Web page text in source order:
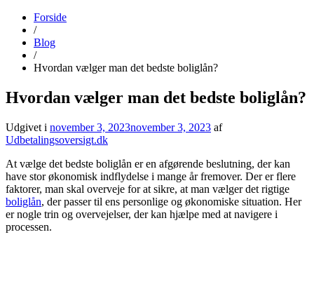
udbetalingsoversigt.dk
Find alle datoer for udbetaling fra det offentlige her
Forside
/
Blog
/
Hvordan vælger man det bedste boliglån?
Hvordan vælger man det bedste boliglån?
Udgivet i november 3, 2023november 3, 2023 af
Udbetalingsoversigt.dk
At vælge det bedste boliglån er en afgørende beslutning, der kan
have stor økonomisk indflydelse i mange år fremover. Der er flere
faktorer, man skal overveje for at sikre, at man vælger det rigtige
boliglån, der passer til ens personlige og økonomiske situation. Her
er nogle trin og overvejelser, der kan hjælpe med at navigere i
processen.